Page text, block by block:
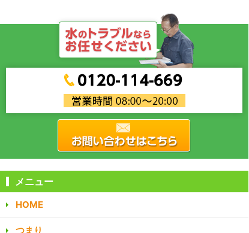
メニュー
HOME
つまり